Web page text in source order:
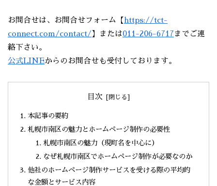
お問合せは、お問合せフォーム【 https://tct-
connect.com/contact/ 】または011-206-6717までご連
絡下さい。
公式LINEからのお問合せも受付しております。
目次
本記事の要約
札幌市南区の魅力とホームページ制作の必要性
札幌市南区の魅力（現町名を中心に）
なぜ札幌市南区でホームページ制作が必要なのか
他社のホームページ制作サービスを受ける際の平均的
な金額とサービス内容